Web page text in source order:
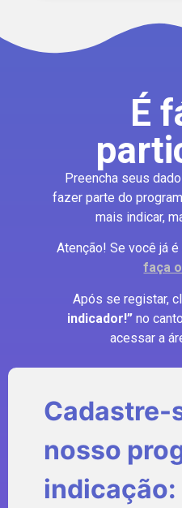
É
Preencha seus
fazer parte do
mais indicar,
Atenção! Se você já
faça
Após se registar,
indicador!” no
acessar a
Cadastre-
nosso
indicação: